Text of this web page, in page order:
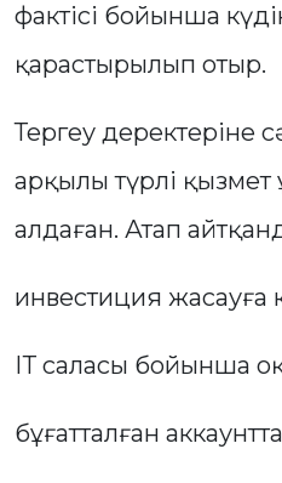
фактісі бойынша
қарастырылып отыр.
Тергеу деректеріне
арқылы түрлі
алдаған. Атап
инвестиция жасауға
ІТ саласы бойынша
бұғатталған